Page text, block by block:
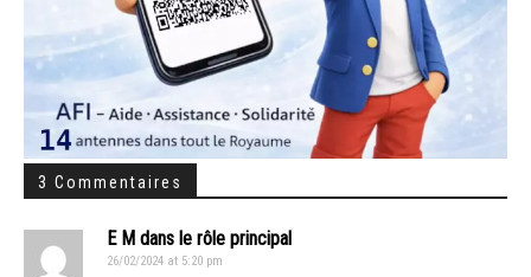
3 Commentaires
E M dans le rôle principal
26/02/2024 at 5:20 pm